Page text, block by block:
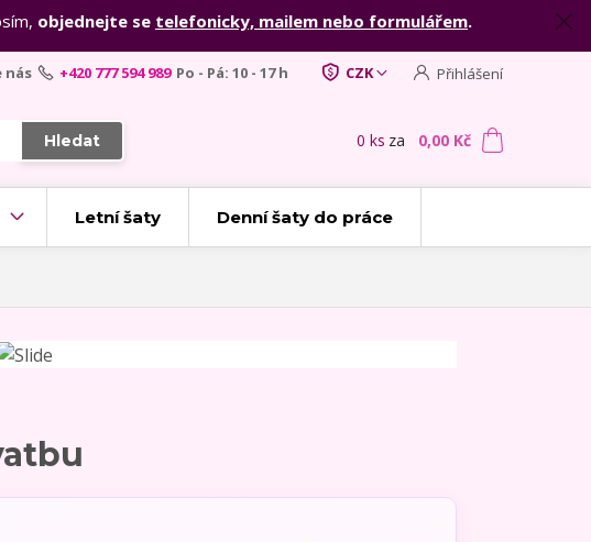
objednejte se telefonicky, mailem nebo formulářem.
CZK Přihlášení
Hledat
nás +420 777 594 989 Po - Pá: 10 - 17 h
0 ks za 0,00 Kč
Letní šaty Denní šaty do práce